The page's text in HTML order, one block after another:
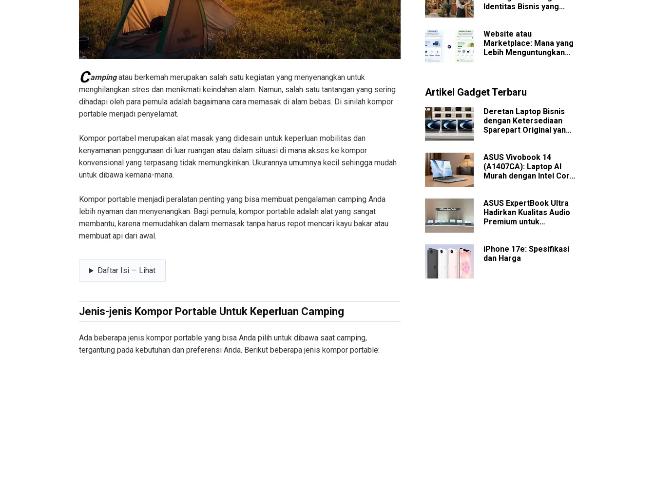
Campingatau berkemah merupakan salah satu kegiatan yang menyenangkan untuk
menghilangkan stres dan menikmati keindahan alam. Namun, salah satu tantangan yang sering
dihadapi oleh para pemula adalah bagaimana cara memasak di alam bebas. Di sinilah kompor
portable menjadi penyelamat.
Kompor portabel merupakan alat masak yang didesain untuk keperluan mobilitas dan
kenyamanan penggunaan di luar ruangan atau dalam situasi di mana akses ke kompor
konvensional yang terpasang tidak memungkinkan. Ukurannya umumnya kecil sehingga mudah
untuk dibawa kemana-mana.
Kompor portable menjadi peralatan penting yang bisa membuat pengalaman camping Anda
lebih nyaman dan menyenangkan. Bagi pemula, kompor portable adalah alat yang sangat
membantu, karena memudahkan dalam memasak tanpa harus repot mencari kayu bakar atau
membuat api dari awal.
Daftar Isi — Lihat
Jenis-jenis Kompor Portable Untuk Keperluan Camping
Ada beberapa jenis kompor portable yang bisa Anda pilih untuk dibawa saat camping,
tergantung pada kebutuhan dan preferensi Anda. Berikut beberapa jenis kompor portable:
Identitas Bisnis yang
Website atau
Marketplace: Mana yang
Lebih Menguntungkan
Artikel Gadget Terbaru
Deretan Laptop Bisnis
dengan Ketersediaan
Sparepart Original yang
ASUS Vivobook 14
(A1407CA): Laptop AI
Murah dengan Intel Core
ASUS ExpertBook Ultra
Hadirkan Kualitas Audio
Premium untuk
iPhone 17e: Spesifikasi
dan Harga